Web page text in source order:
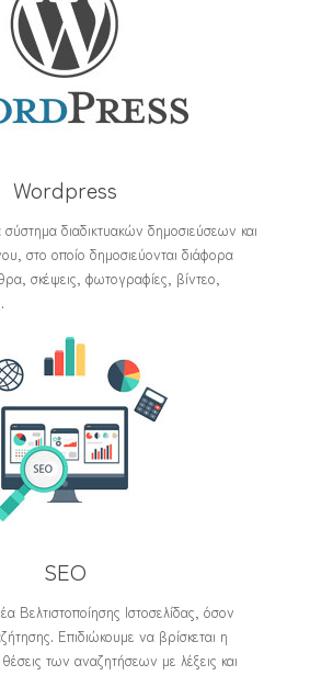
Wordpress
διαδικτυακών δημοσιεύσεων και
στο οποίο δημοσιεύονται διάφορα
σκέψεις, φωτογραφίες, βίντεο,
SEO
Βελτιστοποίησης Ιστοσελίδας, όσον
Επιδιώκουμε να βρίσκεται η
των αναζητήσεων με λέξεις και